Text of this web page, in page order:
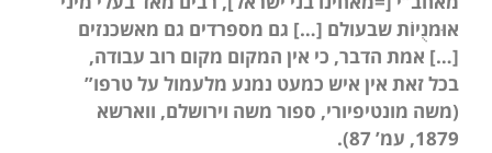
אוּמנֻיוֹת שבעולם […] גם מספרדים גם מאשכנזים
[…] אמת הדבר, כי אין המקום מקום רוב עבודה,
בכל זאת אין איש כמעט נמנע מלעמול על טרפו”
(משה מונטיפיורי, ספור משה וירושלם, ווארשא
1879, עמ’ 87).